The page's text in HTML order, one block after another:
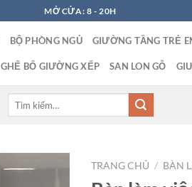
MỞ CỬA: 8 - 20H
BỘ PHÒNG NGỦ GIƯỜNG TẦNG TRẺ
GHẾ BỐ GIƯỜNG XẾP SAN LON GỖ
TRANG CHỦ / BÀN